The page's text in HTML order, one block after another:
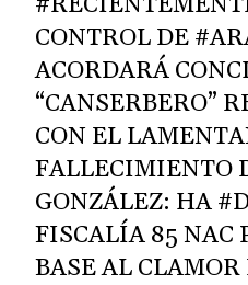
CONTROL DE
ACORDARÁ
“CANSERBERO”
CON EL
FALLECIMIENTO
GONZÁLEZ: HA
FISCALÍA 85 NAC
BASE AL